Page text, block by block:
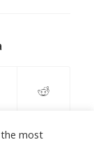
most